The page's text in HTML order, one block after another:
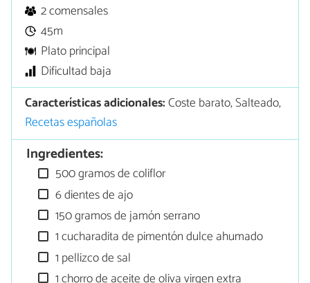
2 comensales
45m
Plato principal
Dificultad baja
Características adicionales:Coste barato, Salteado,
Recetas españolas
Ingredientes:
500 gramos de coliflor
6 dientes de ajo
150 gramos de jamón serrano
1 cucharadita de pimentón dulce ahumado
1 pellizco de sal